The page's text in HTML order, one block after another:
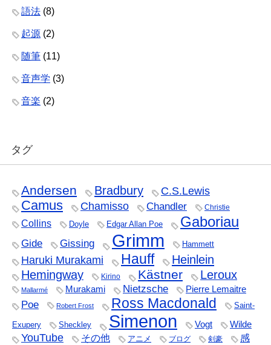
語法 (8)
起源 (2)
随筆 (11)
音声学 (3)
音楽 (2)
タグ
Andersen Bradbury C.S.Lewis
Camus Chamisso Chandler Christie
Collins Doyle Edgar Allan Poe Gaboriau
Gide Gissing Grimm Hammett
Haruki Murakami Hauff
Heinlein
Hemingway
Kirino Kästner Leroux
Mallarmé Murakami Nietzsche Pierre Lemaitre
Poe Robert Frost Ross Macdonald Saint-
Exupery Sheckley Simenon Vogt Wilde
YouTube その他 アニメ ブログ 剣豪
感